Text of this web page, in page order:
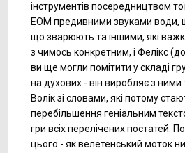
інструментів посередництвом
ЕОМ предивними звуками води,
що зварюють та iншими, які
з чимось конкретним, і Фелікс
ви ще могли помітити у складі
на духових - вiн виробляє з ними
Волік зі словами, які потому
перебільшення геніальним
гри всіх перелічених постатей.
цього - як велетенський моток